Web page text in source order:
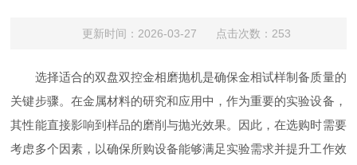
更新时间：2026-03-27 点击次数：253
选择适合的双盘双控金相磨抛机是确保金相试样制备质量的
关键步骤。在金属材料的研究和应用中，作为重要的实验设备，
其性能直接影响到样品的磨削与抛光效果。因此，在选购时需要
考虑多个因素，以确保所购设备能够满足实验需求并提升工作效